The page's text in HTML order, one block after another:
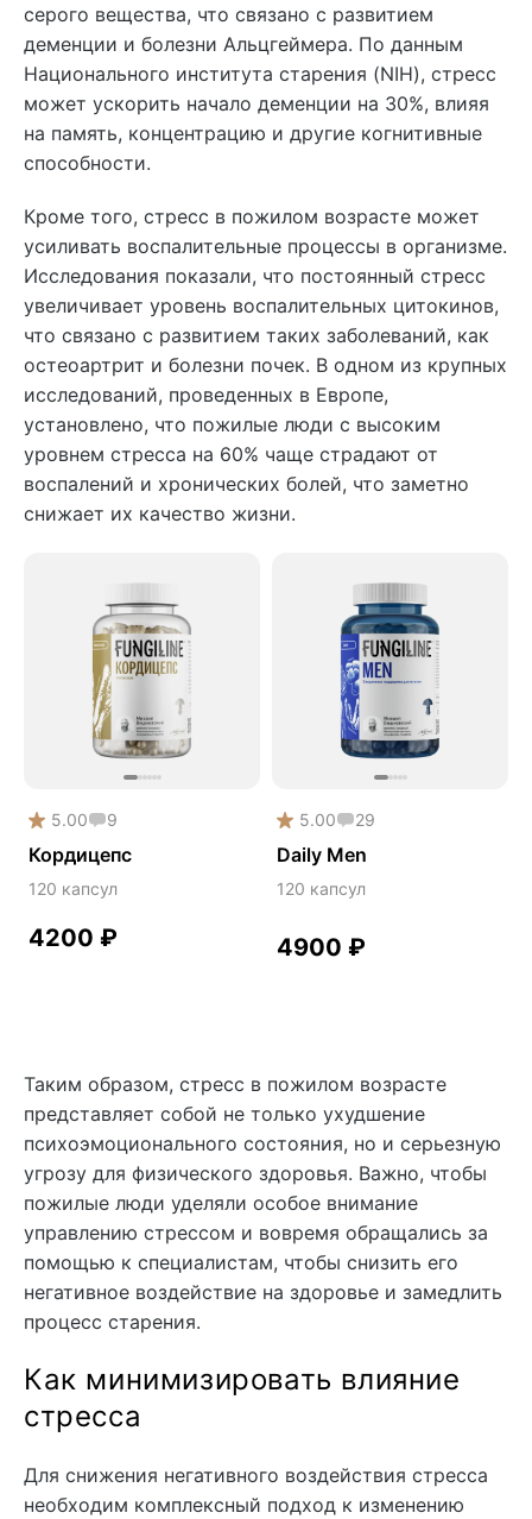
серого вещества, что связано с развитием
деменции и болезни Альцгеймера. По данным
Национального института старения (NIH), стресс
может ускорить начало деменции на 30%, влияя
на память, концентрацию и другие когнитивные
способности.
Кроме того, стресс в пожилом возрасте может
усиливать воспалительные процессы в организме.
Исследования показали, что постоянный стресс
увеличивает уровень воспалительных цитокинов,
что связано с развитием таких заболеваний, как
остеоартрит и болезни почек. В одном из крупных
исследований, проведенных в Европе,
установлено, что пожилые люди с высоким
уровнем стресса на 60% чаще страдают от
воспалений и хронических болей, что заметно
снижает их качество жизни.
5.00 9
Кордицепс
120 капсул
4200 ₽
5.00 29
Daily Men
120 капсул
4900 ₽
Таким образом, стресс в пожилом возрасте
представляет собой не только ухудшение
психоэмоционального состояния, но и серьезную
угрозу для физического здоровья. Важно, чтобы
пожилые люди уделяли особое внимание
управлению стрессом и вовремя обращались за
помощью к специалистам, чтобы снизить его
негативное воздействие на здоровье и замедлить
процесс старения.
Как минимизировать влияние
стресса
Для снижения негативного воздействия стресса
необходим комплексный подход к изменению